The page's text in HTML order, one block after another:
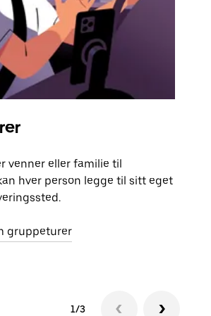
venner eller familie til
hver person legge til sitt eget
gruppeturer
1/3